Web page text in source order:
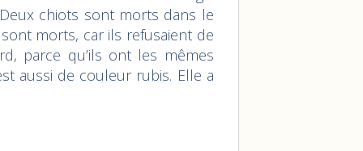
chiots sont morts dans le
morts, car ils refusaient de
parce qu’ils ont les mêmes
aussi de couleur rubis. Elle a